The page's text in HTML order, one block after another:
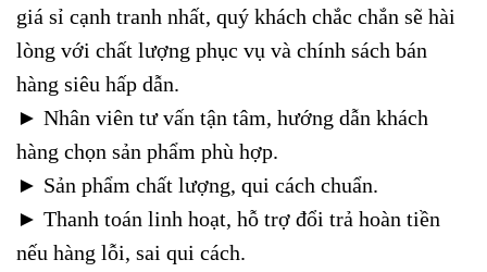
giá sỉ cạnh tranh nhất, quý khách chắc chắn sẽ hài
lòng với chất lượng phục vụ và chính sách bán
hàng siêu hấp dẫn.
► Nhân viên tư vấn tận tâm, hướng dẫn khách
hàng chọn sản phẩm phù hợp.
► Sản phẩm chất lượng, qui cách chuẩn.
► Thanh toán linh hoạt, hỗ trợ đổi trả hoàn tiền
nếu hàng lỗi, sai qui cách.